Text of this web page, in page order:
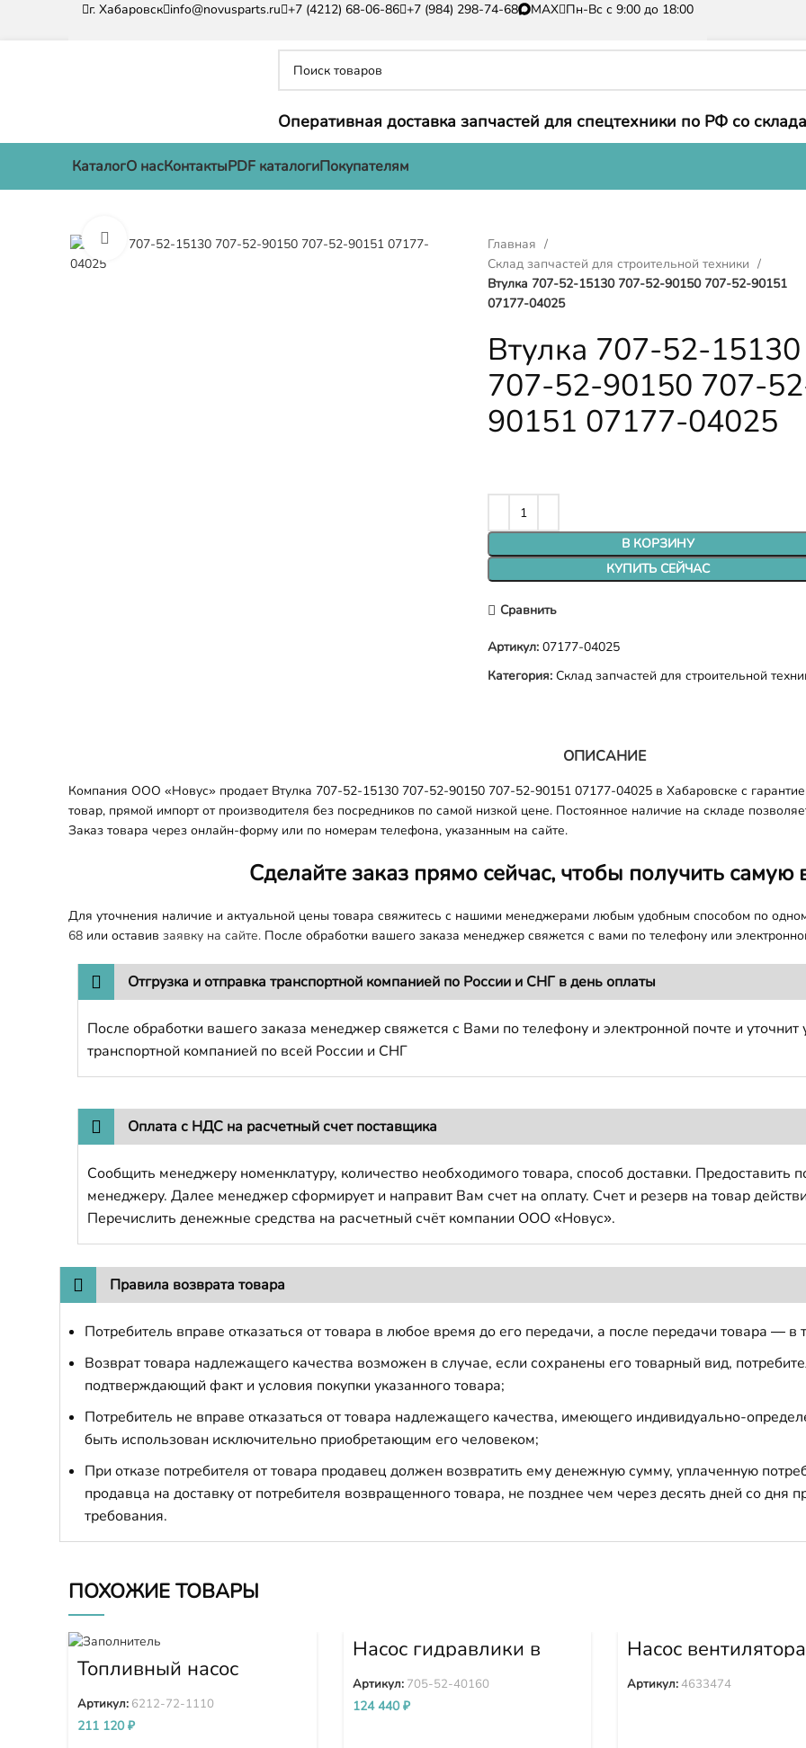
г. Хабаровск info@novusparts.ru +7 (4212) 68-06-86 +7 (984) 298-74-68 MAX Пн-Вс с 9:00 до 18:00
Оперативная доставка запчастей для спецтехники по РФ со
КаталогО насКонтактыPDF каталогиПокупателям
Нажмите, чтобы увеличить
Главная
Склад запчастей для строительной техники
Втулка 707-52-15130 707-52-90150 707-52-90151
07177-04025
Втулка 707-52-15130
707-52-90150 707-
90151 07177-04025
В КОРЗИНУ
КУПИТЬ СЕЙЧАС
Сравнить
Артикул:07177-04025
Категория: Склад запчастей для строительной
ОПИСАНИЕ
Компания ООО «Новус» продает Втулка 707-52-15130 707-52-90150 707-52-90151 07177-04025 в Хабаровске с
товар, прямой импорт от производителя без посредников по самой низкой цене. Постоянное наличие на складе
Заказ товара через онлайн-форму или по номерам телефона, указанным на сайте.
Сделайте заказ прямо сейчас, чтобы получить
Для уточнения наличие и актуальной цены товара свяжитесь с нашими менеджерами любым удобным способом по
68 или оставив заявку на сайте. После обработки вашего заказа менеджер свяжется с вами по телефону или
Отгрузка и отправка транспортной компанией по России и СНГ в день оплаты
После обработки вашего заказа менеджер свяжется с Вами по телефону и электронной почте и уточнит
транспортной компанией по всей России и СНГ
Оплата с НДС на расчетный счет поставщика
Сообщить менеджеру номенклатуру, количество необходимого товара, способ доставки.
менеджеру. Далее менеджер сформирует и направит Вам счет на оплату. Счет и резерв на товар
Перечислить денежные средства на расчетный счёт компании ООО «Новус».
Правила возврата товара
Потребитель вправе отказаться от товара в любое время до его передачи, а после передачи товара — в
Возврат товара надлежащего качества возможен в случае, если сохранены его товарный вид,
подтверждающий факт и условия покупки указанного товара;
Потребитель не вправе отказаться от товара надлежащего качества, имеющего индивидуально-
быть использован исключительно приобретающим его человеком;
При отказе потребителя от товара продавец должен возвратить ему денежную сумму, уплаченную
продавца на доставку от потребителя возвращенного товара, не позднее чем через десять дней со дня
требования.
ПОХОЖИЕ ТОВАРЫ
Топливный насос
высокого давления
(ТНВД) Komatsu
SDA6D140E-2 D275A-
5D 6212-72-1110
Артикул: 6212-72-1110
211 120₽
Насос гидравлики в
сборе D155A-3 D155A-
5 705-52-40160
Артикул: 705-52-40160
124 440₽
Насос вентилятора
Hitachi 4633474
Артикул:4633474